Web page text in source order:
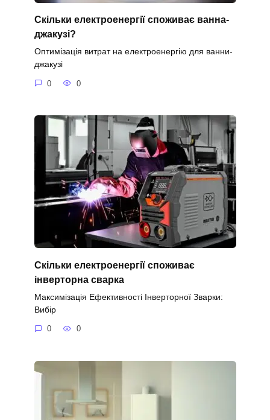
Скільки електроенергії споживає ванна-
джакузі?
Оптимізація витрат на електроенергію для ванни-
джакузі
0 0
Скільки електроенергії споживає
інверторна сварка
Максимізація Ефективності Інверторної Зварки:
Вибір
0 0